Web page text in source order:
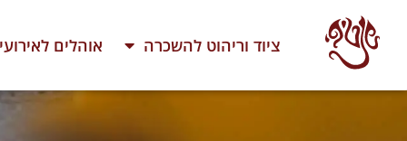
ציוד וריהוט להשכרה אוהלים